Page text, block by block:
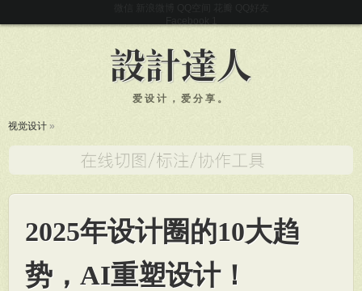
爱设计，爱分享。
视觉设计 »
2025年设计圈的10大趋
势，AI重塑设计！